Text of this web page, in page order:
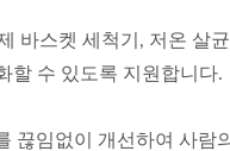
스켓 세척기, 저온 살
할 수 있도록 지원합니다.
임없이 개선하여 사람